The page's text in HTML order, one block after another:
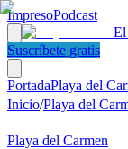
ImpresoPodcast
Suscríbete gratis
PortadaPlaya del
Inicio/Playa del
Playa del Carmen